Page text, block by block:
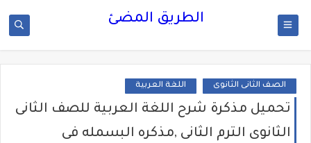
الطريق المضئ
الصف الثانى الثانوى اللغة العربية
تحميل مذكرة شرح اللغة العربية للصف الثانى
الثانوى الترم الثانى ,مذكره البسمله فى